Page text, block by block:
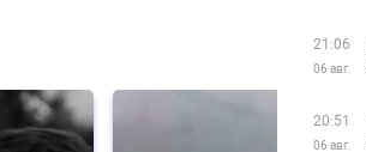
21:06
06 авг.
20:51
06 авг.